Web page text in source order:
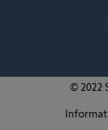
© 2022